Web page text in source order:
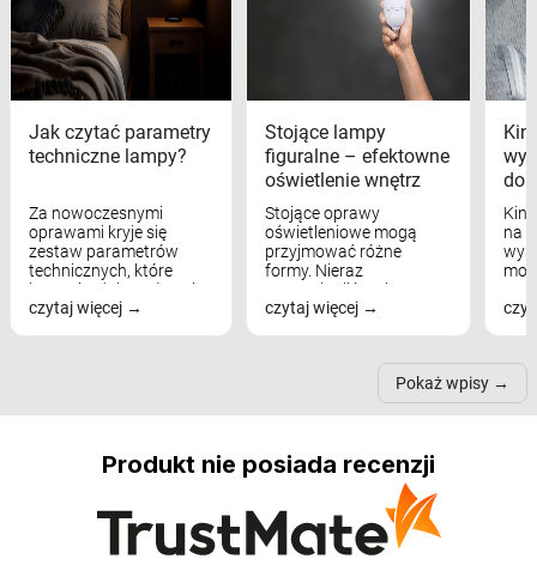
Jak czytać parametry
techniczne lampy?
Za nowoczesnymi
oprawami kryje się
zestaw parametrów
technicznych, które
bezpośrednio wpływają
na komfort widzenia,
czytaj więcej
Stojące lampy
figuralne – efektowne
oświetlenie wnętrz
Stojące oprawy
oświetleniowe mogą
przyjmować różne
formy. Nieraz
wspominaliśmy już
modele na łukowych
nich może przydać się w
czytaj więcej
na
Pokaż wpisy
Produkt nie posiada recenzji